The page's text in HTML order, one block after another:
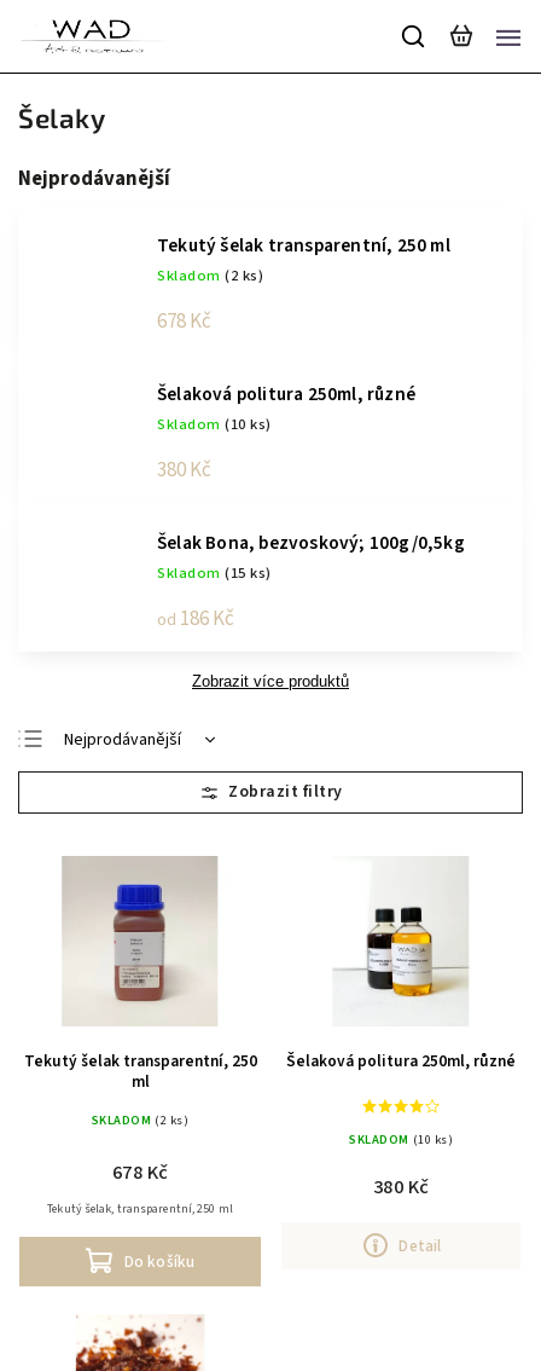
Šelaky
Nejprodávanější
Tekutý šelak transparentní, 250 ml
Skladom (2 ks)
678 Kč
Šelaková politura 250ml, různé
Skladom (10 ks)
380 Kč
Šelak Bona, bezvoskový; 100g/0,5kg
Skladom (15 ks)
od 186 Kč
Zobrazit více produktů
Nejprodávanější
Nejlevnější
Nejdražší
Abecedně
Tekutý šelak transparentní, 250
ml
SKLADOM (2 ks)
678 Kč
Do košíku
Tekutý šelak, transparentní, 250 ml
Šelaková politura 250ml, různé
SKLADOM (10 ks)
380 Kč
Detail